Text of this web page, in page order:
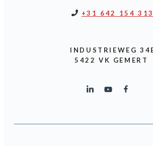
+31 642 154 313
INDUSTRIEWEG
5422 VK GEMERT